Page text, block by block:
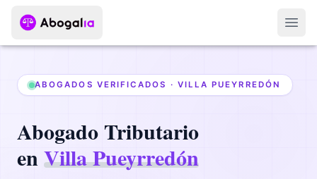
ABOGADOS VERIFICADOS · VILLA PUEYRREDÓN
Abogado Tributario
enVilla Pueyrredón